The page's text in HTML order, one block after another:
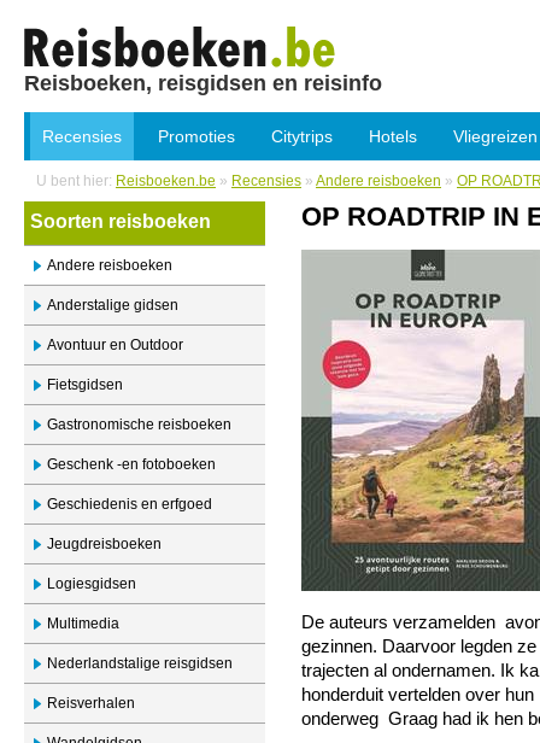
Reisboeken, reisgidsen en reisinfo
Recensies Promoties Citytrips Hotels Vliegreizen
U bent hier: Reisboeken.be » Recensies » Andere reisboeken » OP
Soorten reisboeken
Andere reisboeken
Anderstalige gidsen
Avontuur en Outdoor
Fietsgidsen
Gastronomische reisboeken
Geschenk -en fotoboeken
Geschiedenis en erfgoed
Jeugdreisboeken
Logiesgidsen
Multimedia
Nederlandstalige reisgidsen
Reisverhalen
OP ROADTRIP IN
De auteurs verzamelden
gezinnen. Daarvoor legden
trajecten al ondernamen. Ik
honderduit vertelden over
onderweg Graag had ik hen